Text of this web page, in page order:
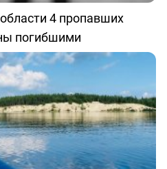
4 пропавших
погибшими